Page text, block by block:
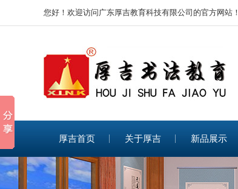
您好！欢迎访问广东厚吉教育科技有限公司的官方网站！
厚吉首页 关于厚吉 新品展示